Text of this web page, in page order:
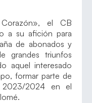
el CB
a su afición para
de abonados y
grandes triunfos
aquel interesado
formar parte de
2023/2024 en el